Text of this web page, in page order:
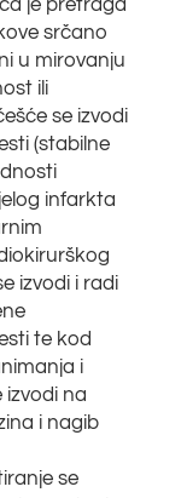
je pretraga
srčano
u mirovanju
ili
se izvodi
(stabilne
infarkta
izvodi i radi
te kod
i
izvodi na
i nagib
se